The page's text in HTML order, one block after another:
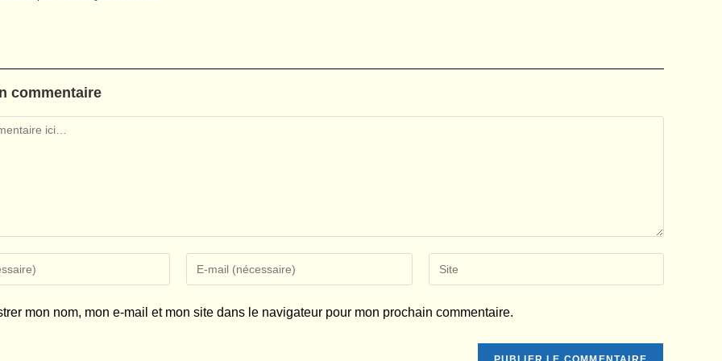
commentaire
Enter
your
Saisir
l’URL
mon nom, mon e-mail et mon site dans le navigateur pour mon prochain commentaire.